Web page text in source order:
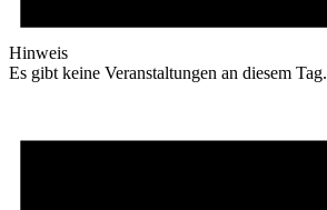
Hinweis
Es gibt keine Veranstaltungen an diesem Tag.